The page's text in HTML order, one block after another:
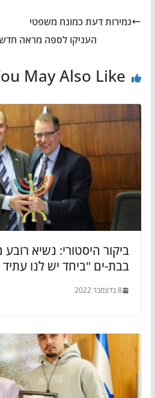
גמירות דעת כמונח משפטי
העניקו לספה מראה חדש
May Also Like
ביקור היסטורי: נשיא
בבת-ים "ביחד יש לנו
8 בדצמבר 2022